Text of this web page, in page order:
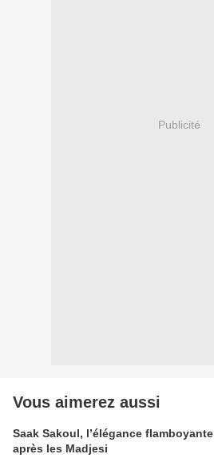
Publicité
Vous aimerez aussi
Saak Sakoul, l’élégance flamboyante
après les Madjesi